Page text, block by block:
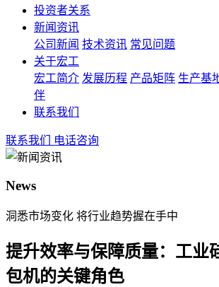
投资者关系
新闻资讯
公司新闻 技术资讯 常见问题
关于宏工
宏工简介 发展历程 产品矩阵 生产基
伴
联系我们
联系我们 电话咨询
News
洞悉市场变化 将行业趋势握在手中
提升效率与保障质量：工业
包机的关键角色